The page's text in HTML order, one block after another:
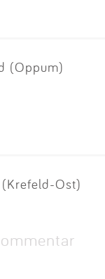
(Oppum)
Ost)